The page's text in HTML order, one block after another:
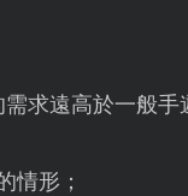
求遠高於一般手
情形；